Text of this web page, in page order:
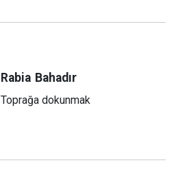
Rabia Bahadır
Toprağa dokunmak